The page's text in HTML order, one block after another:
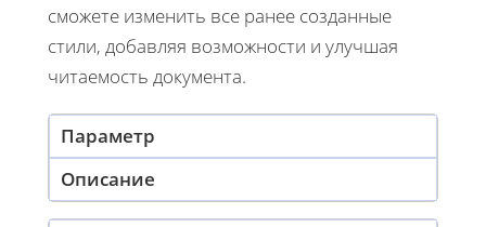
сможете изменить все ранее созданные
стили, добавляя возможности и улучшая
читаемость документа.
Параметр
Описание